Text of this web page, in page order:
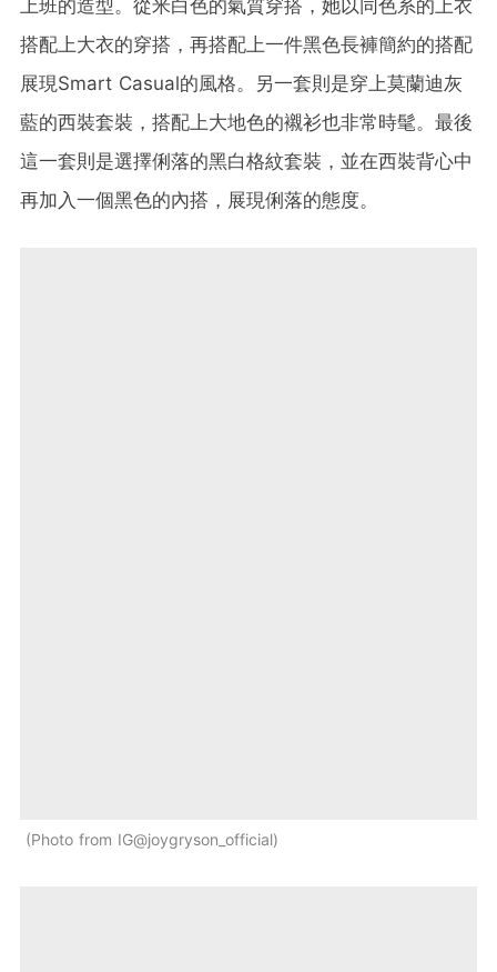
上班的造型。從米白色的氣質穿搭，她以同色系的上衣
搭配上大衣的穿搭，再搭配上一件黑色長褲簡約的搭配
展現Smart Casual的風格。另一套則是穿上莫蘭迪灰
藍的西裝套裝，搭配上大地色的襯衫也非常時髦。最後
這一套則是選擇俐落的黑白格紋套裝，並在西裝背心中
再加入一個黑色的內搭，展現俐落的態度。
Photo from IG@joygryson_official